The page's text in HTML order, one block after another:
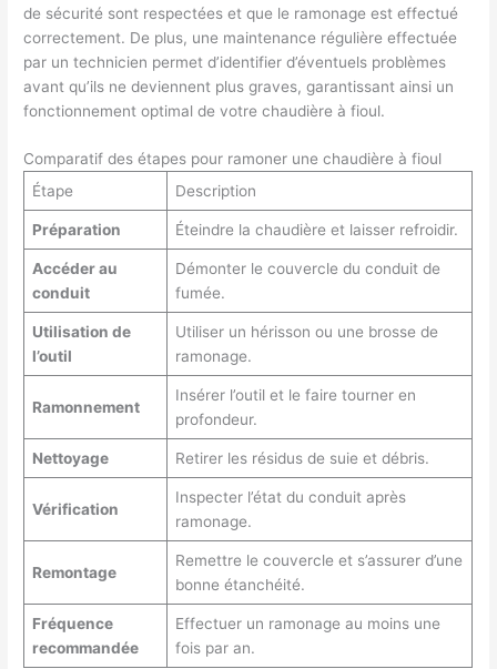
de sécurité sont respectées et que le ramonage est effectué
correctement. De plus, une maintenance régulière effectuée
par un technicien permet d’identifier d’éventuels problèmes
avant qu’ils ne deviennent plus graves, garantissant ainsi un
fonctionnement optimal de votre chaudière à fioul.
Comparatif des étapes pour ramoner une chaudière à fioul
Étape
Description
Préparation Éteindre la chaudière et laisser refroidir.
Accéder au
conduit
Démonter le couvercle du conduit de
fumée.
Utilisation de
l’outil
Utiliser un hérisson ou une brosse de
ramonage.
Ramonnement
Insérer l’outil et le faire tourner en
profondeur.
Nettoyage Retirer les résidus de suie et débris.
Vérification
Inspecter l’état du conduit après
ramonage.
Remontage
Remettre le couvercle et s’assurer d’une
bonne étanchéité.
Fréquence
recommandée
Effectuer un ramonage au moins une
fois par an.